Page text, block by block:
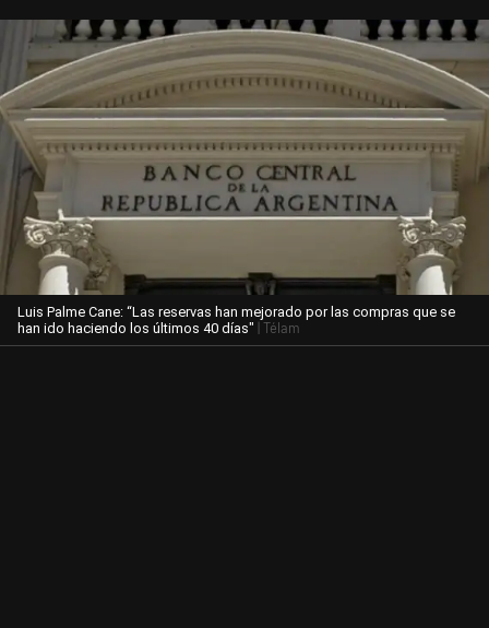
Luis Palme Cane: “Las reservas han mejorado por las compras que se
han ido haciendo los últimos 40 días" | Télam